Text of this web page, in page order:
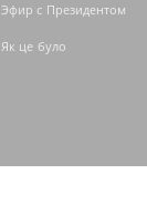
Эфир с Президентом
Як це було